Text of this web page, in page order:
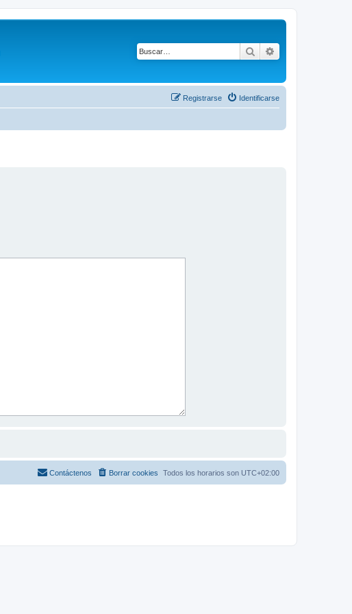
Buscar
Identificarse
Registrarse
Todos los horarios son UTC+02:00
Borrar cookies
Contáctenos